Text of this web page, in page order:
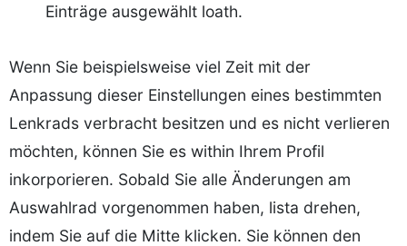
Einträge ausgewählt loath.
Wenn Sie beispielsweise viel Zeit mit der
Anpassung dieser Einstellungen eines bestimmten
Lenkrads verbracht besitzen und es nicht verlieren
möchten, können Sie es within Ihrem Profil
inkorporieren. Sobald Sie alle Änderungen am
Auswahlrad vorgenommen haben, lista drehen,
indem Sie auf die Mitte klicken. Sie können den